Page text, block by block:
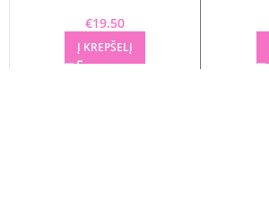
€19.50
Į KREPŠELĮ